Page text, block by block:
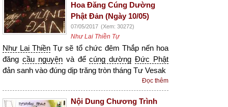
Hoa Đăng Cúng Dường
Phật Đản (Ngày 10/05)
07/05/2017 (Xem: 30272)
Như Lai Thiền Tự
Như Lai Thiền Tự sẽ tổ chức đêm Thắp nến hoa
đăng cầu nguyệnvà đểcúng dường Đức Phật
đản sanh vào đúng dịp trăng tròn tháng Tư Vesak
Đọc thêm
Nội Dung Chương Trình